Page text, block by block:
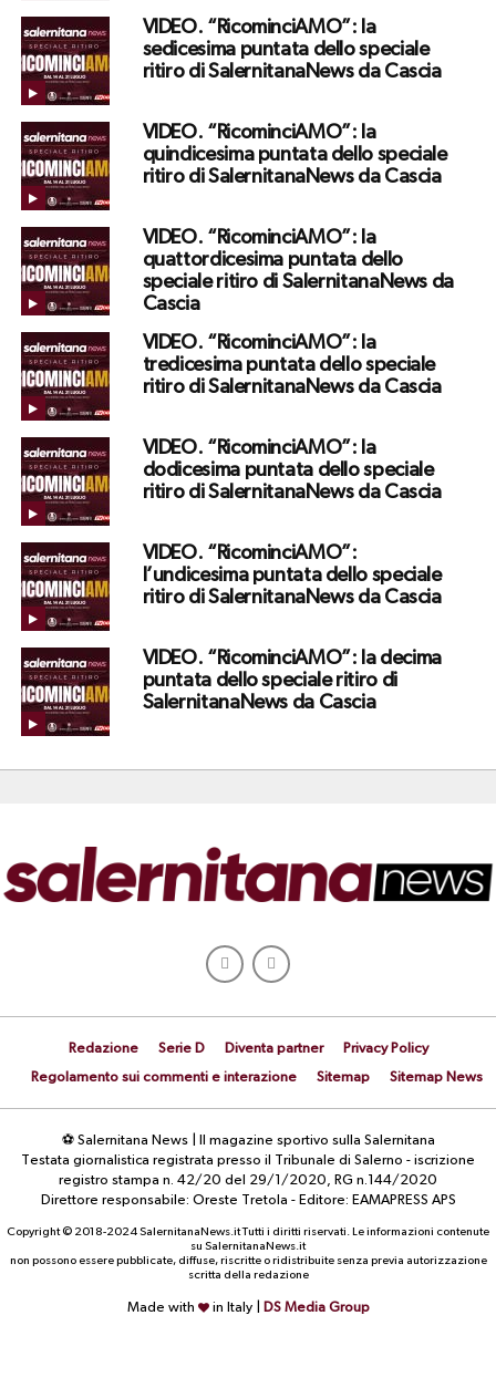
VIDEO. “RicominciAMO”: la
sedicesima puntata dello speciale
ritiro di SalernitanaNews da Cascia
VIDEO. “RicominciAMO”: la
quindicesima puntata dello speciale
ritiro di SalernitanaNews da Cascia
VIDEO. “RicominciAMO”: la
quattordicesima puntata dello
speciale ritiro di SalernitanaNews da
Cascia
VIDEO. “RicominciAMO”: la
tredicesima puntata dello speciale
ritiro di SalernitanaNews da Cascia
VIDEO. “RicominciAMO”: la
dodicesima puntata dello speciale
ritiro di SalernitanaNews da Cascia
VIDEO. “RicominciAMO”:
l’undicesima puntata dello speciale
ritiro di SalernitanaNews da Cascia
VIDEO. “RicominciAMO”: la decima
puntata dello speciale ritiro di
SalernitanaNews da Cascia
Redazione Serie D Diventa partner
Privacy Policy
Regolamento sui commenti e interazione
Sitemap Sitemap News
⚽ Salernitana News | Il magazine sportivo sulla Salernitana
Testata giornalistica registrata presso il Tribunale di Salerno - iscrizione
registro stampa n. 42/20 del 29/1/2020, RG n.144/2020
Direttore responsabile: Oreste Tretola - Editore: EAMAPRESS APS
Copyright © 2018-2024 SalernitanaNews.it Tutti i diritti riservati. Le informazioni contenute
su SalernitanaNews.it
non possono essere pubblicate, diffuse, riscritte o ridistribuite senza previa autorizzazione
scritta della redazione
Made with in Italy | DS Media Group